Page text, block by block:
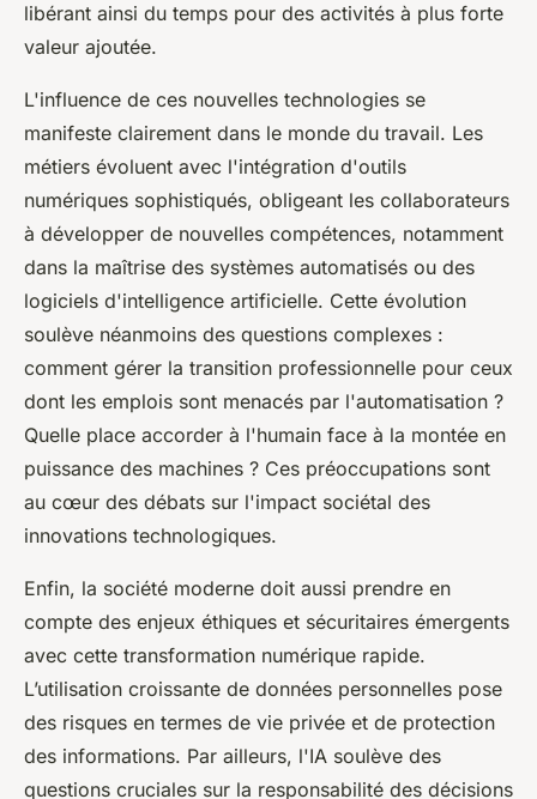
libérant ainsi du temps pour des activités à plus forte
valeur ajoutée.
L'influence de ces nouvelles technologies se
manifeste clairement dans le monde du travail. Les
métiers évoluent avec l'intégration d'outils
numériques sophistiqués, obligeant les collaborateurs
à développer de nouvelles compétences, notamment
dans la maîtrise des systèmes automatisés ou des
logiciels d'intelligence artificielle. Cette évolution
soulève néanmoins des questions complexes :
comment gérer la transition professionnelle pour ceux
dont les emplois sont menacés par l'automatisation ?
Quelle place accorder à l'humain face à la montée en
puissance des machines ? Ces préoccupations sont
au cœur des débats sur l'impact sociétal des
innovations technologiques.
Enfin, la société moderne doit aussi prendre en
compte des enjeux éthiques et sécuritaires émergents
avec cette transformation numérique rapide.
L’utilisation croissante de données personnelles pose
des risques en termes de vie privée et de protection
des informations. Par ailleurs, l'IA soulève des
questions cruciales sur la responsabilité des décisions